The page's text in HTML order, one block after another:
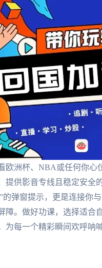
欧洲杯、NBA或任何你
提供影音专线且稳定安全
弹窗提示，更是连接你
障。做好功课，选择适合
每一个精彩瞬间欢呼呐喊